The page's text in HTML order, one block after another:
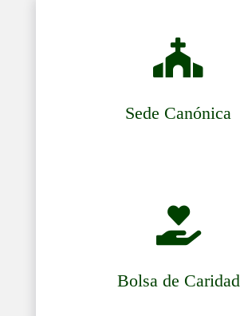

Sede Canónica

Bolsa de Caridad